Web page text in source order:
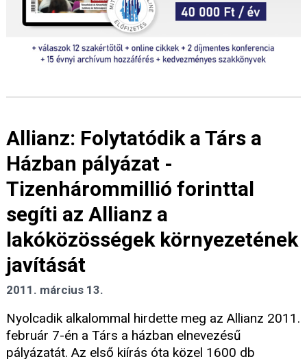
Allianz: Folytatódik a Társ a
Házban pályázat -
Tizenhárommillió forinttal
segíti az Allianz a
lakóközösségek környezetének
javítását
2011. március 13.
Nyolcadik alkalommal hirdette meg az Allianz 2011.
február 7-én a Társ a házban elnevezésű
pályázatát. Az első kiírás óta közel 1600 db